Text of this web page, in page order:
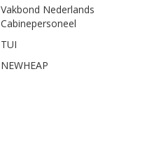
Vakbond Nederlands
Cabinepersoneel
TUI
NEWHEAP